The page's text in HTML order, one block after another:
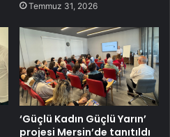
Temmuz 31, 2026
‘Güçlü Kadın Güçlü Yarın’
projesi Mersin’de tanıtıldı